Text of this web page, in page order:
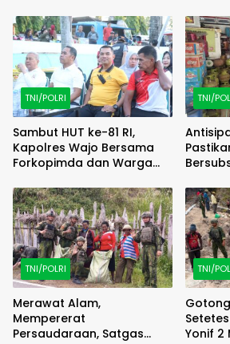
TNI/POLRI
Sambut HUT ke-81 RI,
Kapolres Wajo Bersama
Forkopimda dan Warga
Karung
TNI/
Patroli
TNI/POLRI
Merawat Alam,
Mempererat
Persaudaraan, Satgas
TNI/
Yonif 2